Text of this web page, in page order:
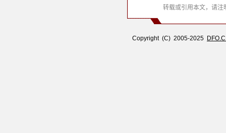
转载或引用本文，请注
Copyright (C) 2005-2025